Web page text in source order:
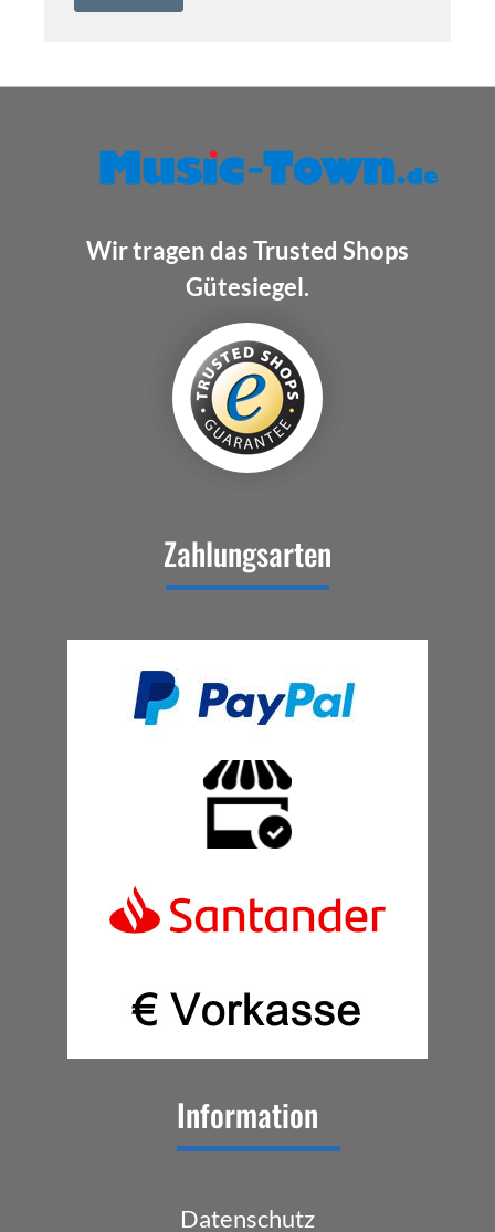
Wir tragen das Trusted Shops
Gütesiegel.
Zahlungsarten
Information
Datenschutz